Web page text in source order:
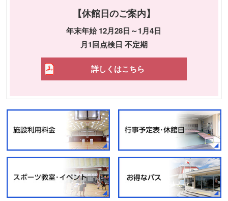
【休館日のご案内】
年末年始 12月28日～1月4日
月1回点検日 不定期
詳しくはこちら